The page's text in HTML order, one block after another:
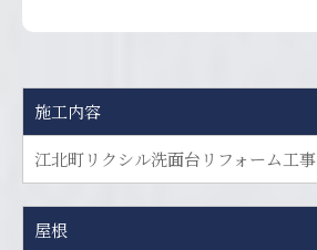
施工内容
江北町リクシル洗面台リフォーム工事
屋根